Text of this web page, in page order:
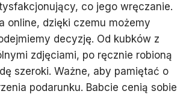
co jego wręczanie.
online, dzięki czemu możemy
decyzję. Od kubków z
zdjęciami, po ręcznie robioną
szeroki. Ważne, aby pamiętać o
podarunku. Babcie cenią sobie